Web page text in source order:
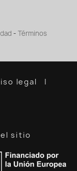
- Términos
legal
sitio